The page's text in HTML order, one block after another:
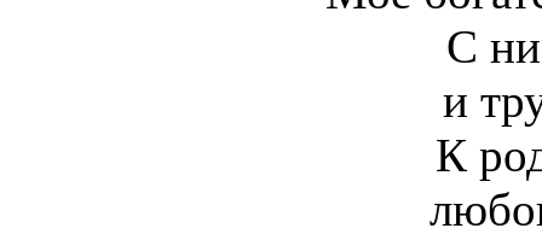
С
и
К